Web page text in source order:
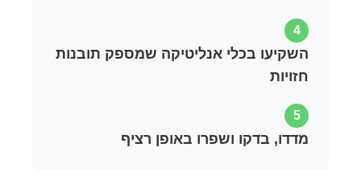
4
השקיעו בכלי אנליטיקה שמספק תובנות
חזויות
5
מדדו, בדקו ושפרו באופן רציף